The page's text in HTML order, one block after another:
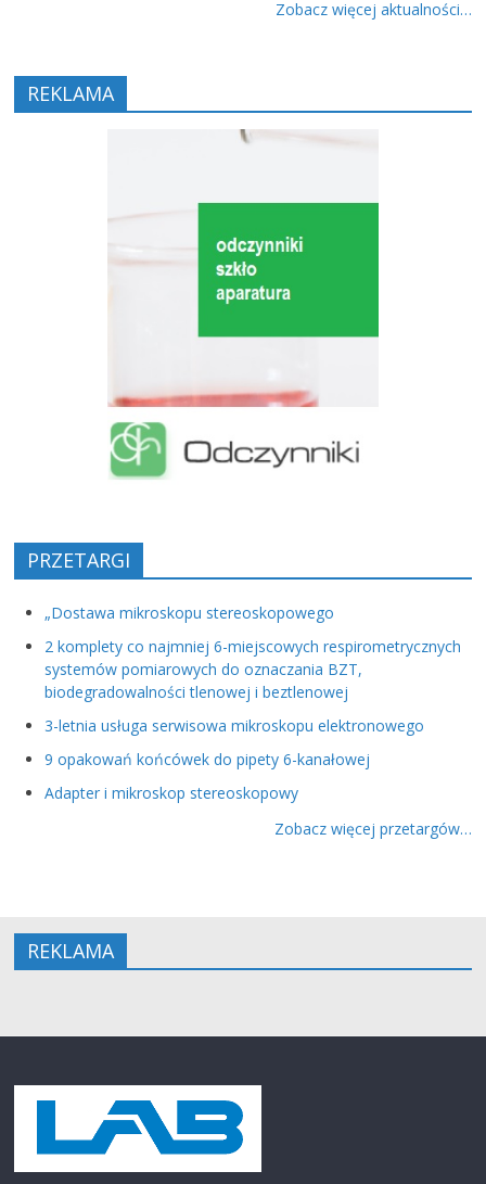
Zobacz więcej aktualności…
REKLAMA
PRZETARGI
„Dostawa mikroskopu stereoskopowego
2 komplety co najmniej 6-miejscowych respirometrycznych
systemów pomiarowych do oznaczania BZT,
biodegradowalności tlenowej i beztlenowej
3-letnia usługa serwisowa mikroskopu elektronowego
9 opakowań końcówek do pipety 6-kanałowej
Adapter i mikroskop stereoskopowy
Zobacz więcej przetargów…
REKLAMA